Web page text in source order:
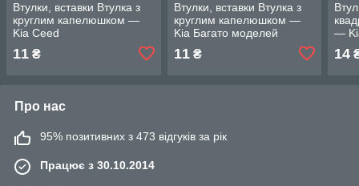
Втулки, вставки Втулка з
круглим капелюшком —
Kia Ceed
11 ₴
Втулки, вставки Втулка з
круглим капелюшком —
Kia Багато моделей
11₴
—
14
Про нас
95% позитивних з 473 відгуків за рік
Працює з 30.10.2014